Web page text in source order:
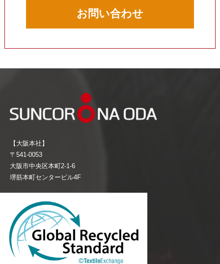
お問い合わせ
【大阪本社】
〒541-0053
大阪市中央区本町2-1-6
堺筋本町センタービル4F